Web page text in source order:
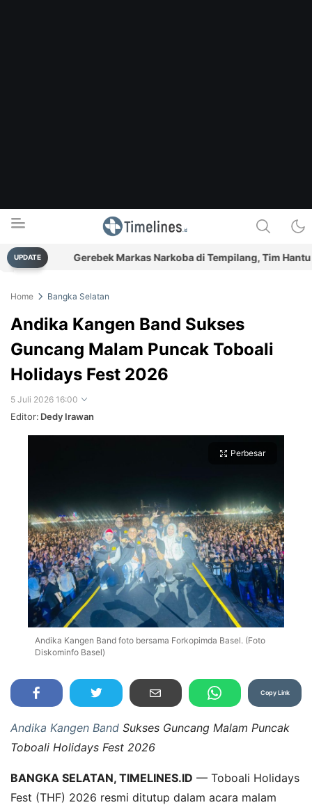
Timelines.id
Media Literasi, Sejarah & Budaya
UPDATE Gerebek Markas Narkoba di Tempilang, Tim Hantu Sita
Home Bangka Selatan
Andika Kangen Band Sukses
Guncang Malam Puncak Toboali
Holidays Fest 2026
5 Juli 2026 16:00
Editor: Dedy Irawan
Perbesar
Andika Kangen Band foto bersama Forkopimda Basel. (Foto
Diskominfo Basel)
Copy Link
Andika Kangen Band Sukses Guncang Malam Puncak
Toboali Holidays Fest 2026
BANGKA SELATAN, TIMELINES.ID — Toboali Holidays
Fest (THF) 2026 resmi ditutup dalam acara malam